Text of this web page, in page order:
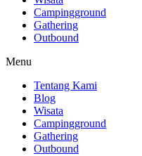
Campingground
Gathering
Outbound
Menu
Tentang Kami
Blog
Wisata
Campingground
Gathering
Outbound